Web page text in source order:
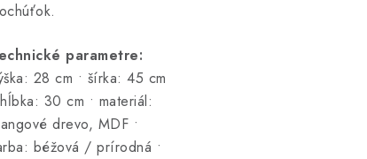
parametre:
28 cm • šírka: 45 cm
hĺbka: 30 cm • materiál:
drevo, MDF •
béžová / prírodná •